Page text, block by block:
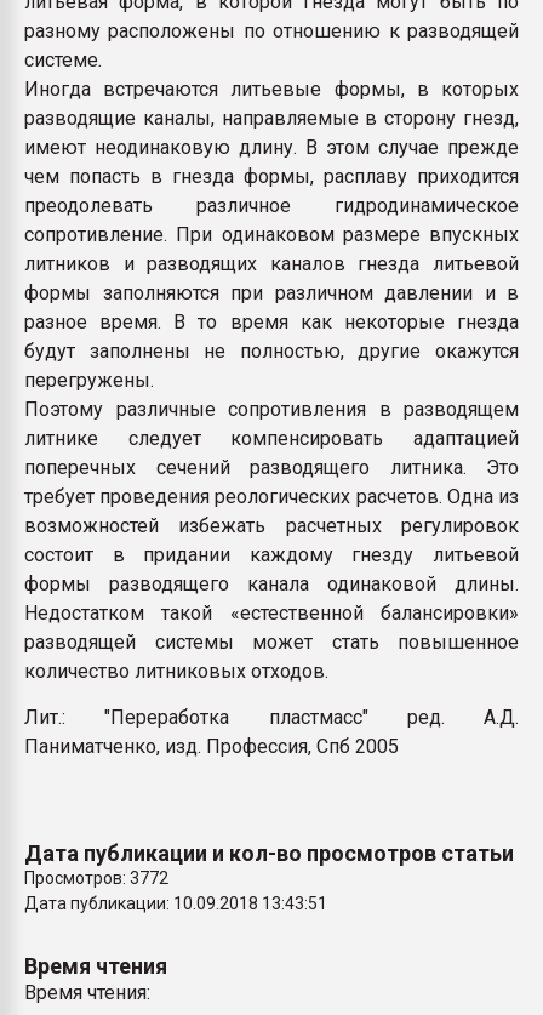
Всё, что касается
бутылок
ПЕРЕЙТИ НА
разному расположены по отношению к разводящей
системе.
Иногда встречаются литьевые формы, в которых
разводящие каналы, направляемые в сторону гнезд,
имеют неодинаковую длину. В этом случае прежде
чем попасть в гнезда формы, расплаву приходится
преодолевать различное гидродинамическое
сопротивление. При одинаковом размере впускных
литников и разводящих каналов гнезда литьевой
формы заполняются при различном давлении и в
разное время. В то время как некоторые гнезда
будут заполнены не полностью, другие окажутся
перегружены.
Поэтому различные сопротивления в разводящем
литнике следует компенсировать адаптацией
поперечных сечений разводящего литника. Это
требует проведения реологических расчетов. Одна из
возможностей избежать расчетных регулировок
состоит в придании каждому гнезду литьевой
формы разводящего канала одинаковой длины.
Недостатком такой «естественной балансировки»
разводящей системы может стать повышенное
количество литниковых отходов.
Лит.: "Переработка пластмасс" ред. А.Д.
Паниматченко, изд. Профессия, Спб 2005
Дата публикации и кол-во просмотров статьи
Просмотров: 3772
Дата публикации: 10.09.2018 13:43:51
Время чтения
Время чтения: